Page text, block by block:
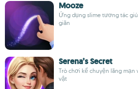
Mooze
Ứng dụng slime tương tác
giãn
Serena’s Secret
Trò chơi kể chuyện lãng mạn
vật